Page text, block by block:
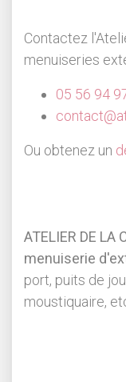
Contactez
menuiseries
05 56 94
Ou obtenez un
ATELIER DE LA
menuiserie
port, puits de
moustiquaire,